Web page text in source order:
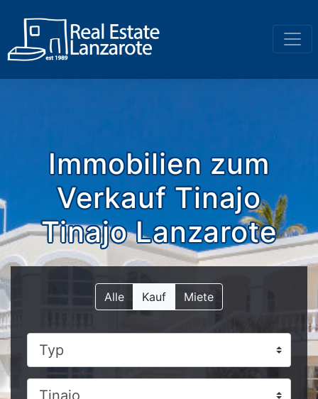
Zum Inhalt gehen
Immobilien zum
Verkauf Tinajo
Tinajo Lanzarote
Alle Kauf Miete